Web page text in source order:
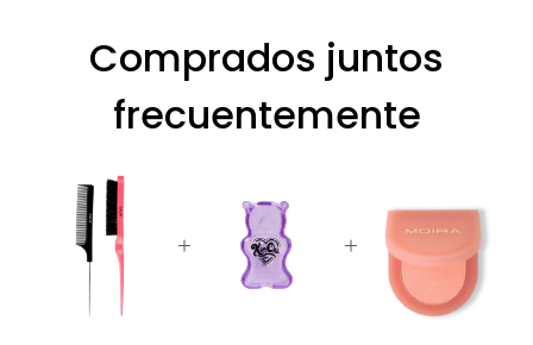
Comprados juntos
frecuentemente